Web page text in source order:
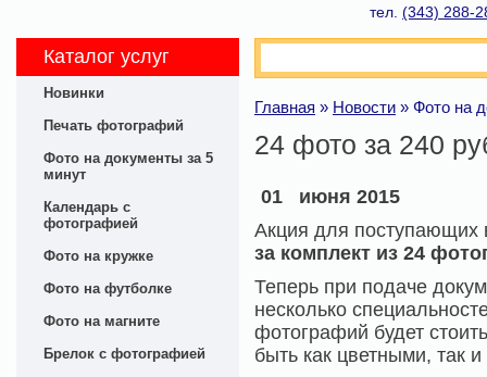
тел. (343) 288-
Каталог услуг
Новинки
Печать фотографий
Фото на документы за 5
минут
Календарь с
фотографией
Фото на кружке
Фото на футболке
Фото на магните
Брелок с фотографией
Главная » Новости » Фото на
24 фото за 240
01
июня 2015
Акция для поступающих
за комплект из 24
Теперь при подаче
несколько
фотографий будет
быть как цветными, так